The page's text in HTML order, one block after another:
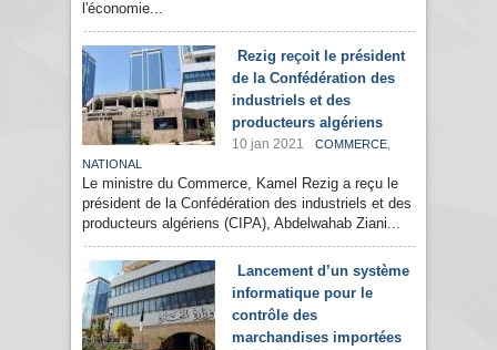
l'économie...
Rezig reçoit le président
de la Confédération des
industriels et des
producteurs algériens
10 jan 2021 COMMERCE,
NATIONAL
Le ministre du Commerce, Kamel Rezig a reçu le
président de la Confédération des industriels et des
producteurs algériens (CIPA), Abdelwahab Ziani...
Lancement d’un système
informatique pour le
contrôle des
marchandises importées